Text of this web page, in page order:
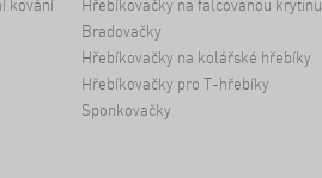
kování
Hřebíkovačky na falcovanou krytinu
Bradovačky
Hřebíkovačky na kolářské hřebíky
Hřebíkovačky pro T-hřebíky
Sponkovačky